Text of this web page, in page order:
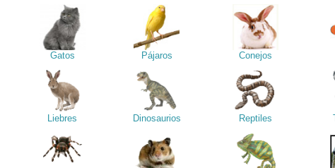
Gatos Pájaros Conejos
Liebres Dinosaurios Reptiles